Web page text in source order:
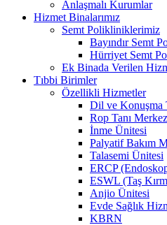
Anlaşmalı Kurumlar
Hizmet Binalarımız
Semt Polikliniklerimiz
Bayındır Semt
Hürriyet Semt
Ek Binada Verilen
Tıbbi Birimler
Özellikli Hizmetler
Dil ve Konuşma
Rop Tanı
İnme Ünitesi
Palyatif Bakım
Talasemi Ünitesi
ERCP
ESWL (Taş
Anjio Ünitesi
Evde Sağlık
KBRN